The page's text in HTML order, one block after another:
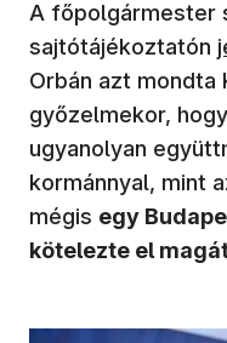
A főpolgármester
sajtótájékoztatón
Orbán azt mondta
győzelmekor,
ugyanolyan
kormánnyal, mint
mégis egy
kötelezte el